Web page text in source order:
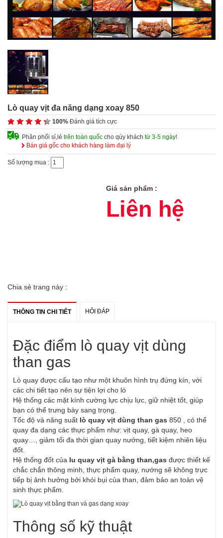
Lò quay vịt đa năng dạng xoay 850
100% Đánh giá tích cực
Phân phối sỉ,lẻ trên toàn quốc cho qúy khách từ 3-5 ngày!
Bán giá gốc cho khách hàng làm đại lý
Số lượng mua :
Giá sản phẩm :
Liên hệ
Chia sẻ trang này :
THÔNG TIN CHI TIẾT HỎI ĐÁP
Đặc điểm lò quay vịt dùng
than gas
Lò quay được cấu tạo như một khuôn hình trụ đứng kín, với
các chi tiết tạo nên sự tiện lợi cho lò
Hệ thống các mặt kính cường lực chịu lực, giữ nhiệt tốt, giúp
bạn có thể trưng bày sang trọng.
Tốc độ và năng suất lò quay vịt dùng than gas 850 , có thể
quay đa dạng các thực phẩm như: vịt quay, gà quay, heo
quay…, giảm tối đa thời gian quay nướng, tiết kiệm nhiên liệu
đốt.
Hệ thống đốt của lu quay vịt gà bằng than,gas được thiết kế
chắc chắn thông minh, thực phẩm quay, nướng sẽ không trực
tiếp bị ảnh hưởng bởi khói bụi của than, đảm bảo an toàn vệ
sinh thực phẩm.
Thông số kỹ thuật